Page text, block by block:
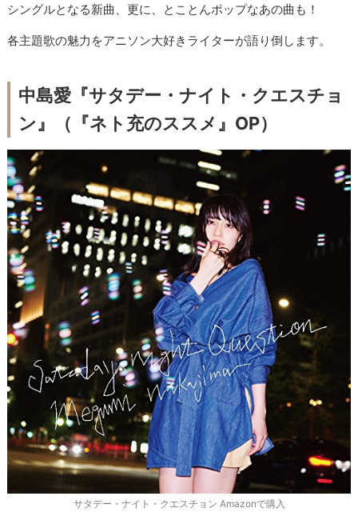
シングルとなる新曲、更に、とことんポップなあの曲も！
各主題歌の魅力をアニソン大好きライターが語り倒します。
中島愛『サタデー・ナイト・クエスチョ
ン』（『ネト充のススメ』OP）
サタデー・ナイト・クエスチョン Amazonで購入